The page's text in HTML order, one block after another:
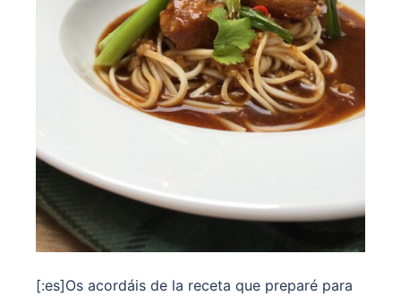
[:es]Os acordáis de la receta que preparé para